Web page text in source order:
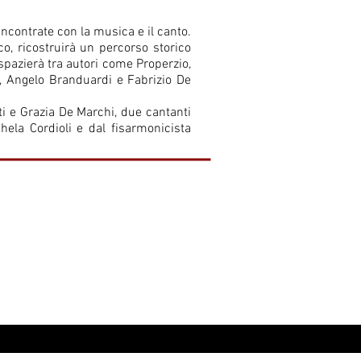
con la musica e il canto.
ricostruirà un percorso storico
tra autori come Properzio,
Angelo Branduardi e Fabrizio De
Grazia De Marchi, due cantanti
Cordioli e dal fisarmonicista